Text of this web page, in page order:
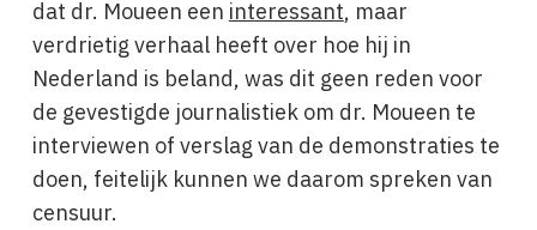
dat dr. Moueen een interessant, maar
verdrietig verhaal heeft over hoe hij in
Nederland is beland, was dit geen reden voor
de gevestigde journalistiek om dr. Moueen te
interviewen of verslag van de demonstraties te
doen, feitelijk kunnen we daarom spreken van
censuur.